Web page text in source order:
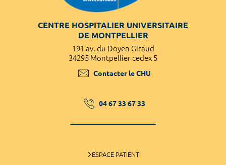
CENTRE HOSPITALIER UNIVERSITAIRE
DE MONTPELLIER
191 av. du Doyen Giraud
34295 Montpellier cedex 5
Contacter le CHU
04 67 33 67 33
ESPACE PATIENT